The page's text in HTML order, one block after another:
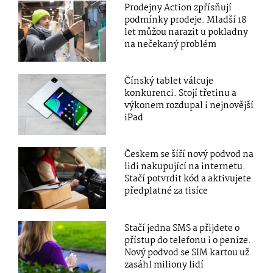
Prodejny Action zpřísňují
podmínky prodeje. Mladší 18
let můžou narazit u pokladny
na nečekaný problém
Čínský tablet válcuje
konkurenci. Stojí třetinu a
výkonem rozdupal i nejnovější
iPad
Českem se šíří nový podvod na
lidi nakupující na internetu.
Stačí potvrdit kód a aktivujete
předplatné za tisíce
Stačí jedna SMS a přijdete o
přístup do telefonu i o peníze.
Nový podvod se SIM kartou už
zasáhl miliony lidí